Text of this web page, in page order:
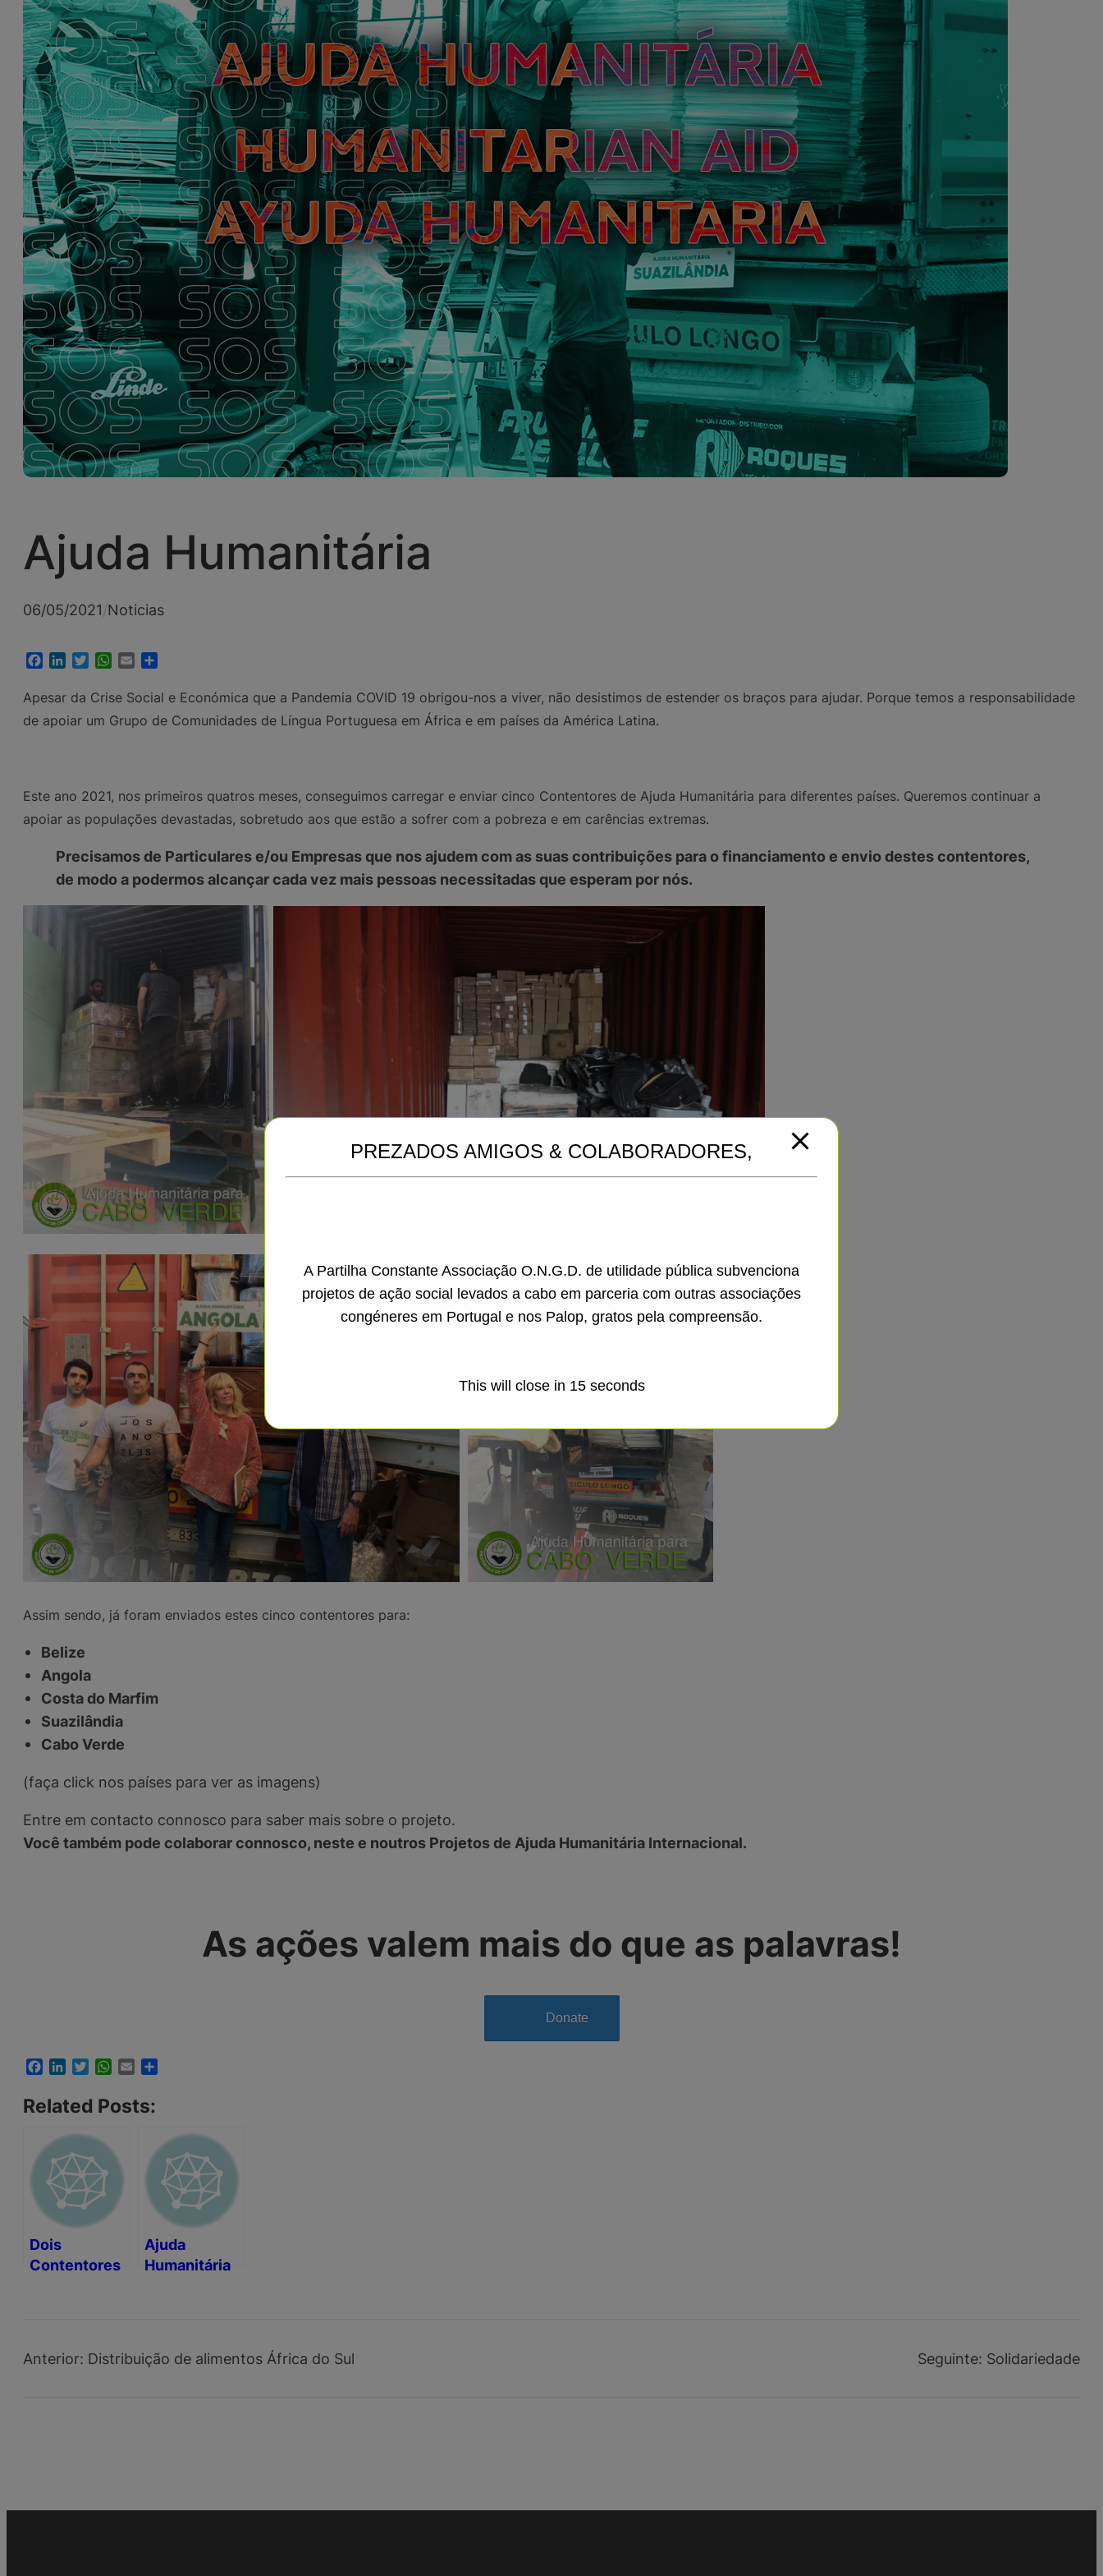
Ajuda Humanitária
06/05/2021/Noticias
Facebook
LinkedInTwitterWhatsApp
Email
Apesar da Crise Social e Económica que a Pandemia COVID 19 obrigou-nos a viver, não desistimos de estender os braços para ajudar. Porque temos a responsabilidade
de apoiar um Grupo de Comunidades de Língua Portuguesa em África e em países da América Latina.
Este ano 2021, nos primeiros quatros meses, conseguimos carregar e enviar cinco Contentores de Ajuda Humanitária para diferentes países. Queremos continuar a
apoiar as populações devastadas, sobretudo aos que estão a sofrer com a pobreza e em carências extremas.
Precisamos de Particulares e/ou Empresas que nos ajudem com as suas contribuições para o financiamento e envio destes contentores,
de modo a podermos alcançar cada vez mais pessoas necessitadas que esperam por nós.
Assim sendo, já foram enviados estes cinco contentores para:
Belize
Angola
Costa do Marfim
Suazilândia
Cabo Verde
(faça click nos países para ver as imagens)
Entre em contacto connosco para saber mais sobre o projeto.
Você também pode colaborar connosco, neste e noutros Projetos de Ajuda Humanitária Internacional.
As ações valem mais do que as palavras!
Donate
Facebook
LinkedInTwitterWhatsApp
Email
Related Posts:
Dois
Contentores
Ajuda
Humanitária
Anterior: Distribuição de alimentos África do Sul Seguinte: Solidariedade
PREZADOS AMIGOS & COLABORADORES,
A Partilha Constante Associação O.N.G.D. de utilidade pública subvenciona
projetos de ação social levados a cabo em parceria com outras associações
congéneres em Portugal e nos Palop, gratos pela compreensão.
This will close in 13seconds